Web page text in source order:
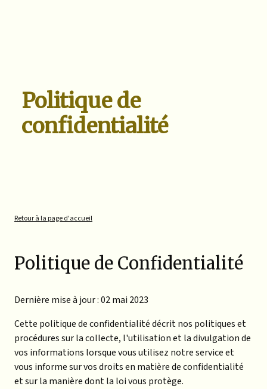
Politique de
confidentialité
Retour à la page d'accueil
Politique de Confidentialité
Dernière mise à jour : 02 mai 2023
Cette politique de confidentialité décrit nos politiques et
procédures sur la collecte, l'utilisation et la divulgation de
vos informations lorsque vous utilisez notre service et
vous informe sur vos droits en matière de confidentialité
et sur la manière dont la loi vous protège.